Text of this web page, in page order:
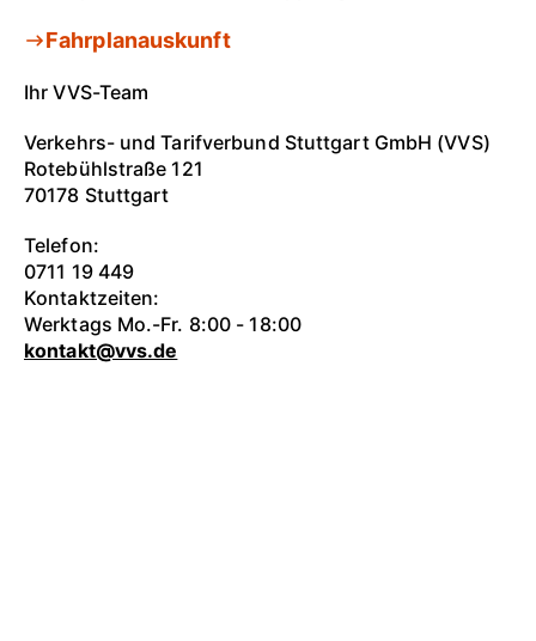
Fahrplanauskunft
Ihr VVS-Team
Verkehrs- und Tarifverbund Stuttgart GmbH (VVS)
Rotebühlstraße 121
70178 Stuttgart
Telefon:
0711 19 449
Kontaktzeiten:
Werktags Mo.-Fr. 8:00 - 18:00
kontakt@vvs.de